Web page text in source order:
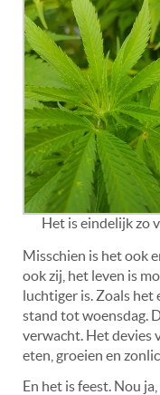
Het is eindelijk zo
Misschien is het ook
ook zij, het leven is
luchtiger is. Zoals
stand tot woensdag.
verwacht. Het devies
eten, groeien en
En het is feest. Nou